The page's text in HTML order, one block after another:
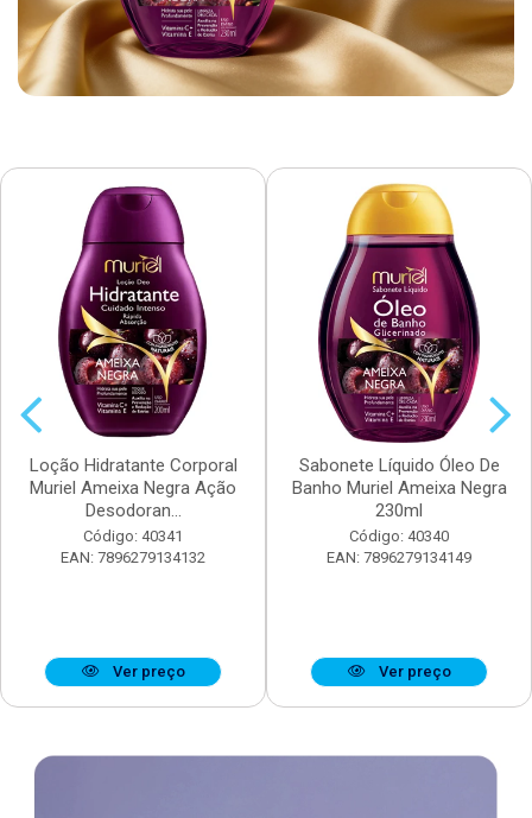
Loção Hidratante Corporal
Muriel Ameixa Negra Ação
Desodoran...
Código: 40341
EAN: 7896279134132
Ver preço
Sabonete Líquido Óleo De
Banho Muriel Ameixa Negra
230ml
Código: 40340
EAN: 7896279134149
Ver preço